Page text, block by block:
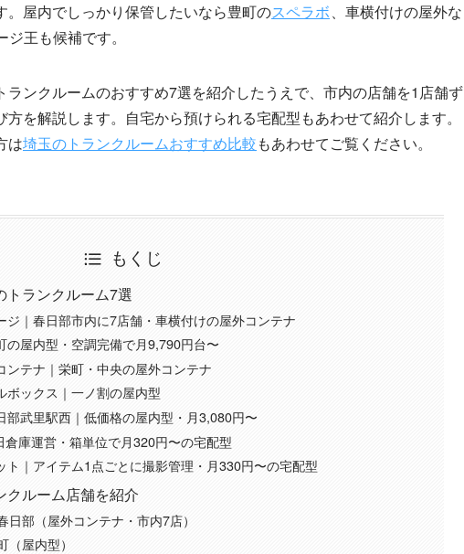
。屋内でしっかり保管したいなら豊町のスペラボ、車横付けの屋外な
ジ王も候補です。
ランクルームのおすすめ7選を紹介したうえで、市内の店舗を1店舗ず
を解説します。自宅から預けられる宅配型もあわせて紹介します。
は埼玉のトランクルームおすすめ比較もあわせてご覧ください。
もくじ
トランクルーム7選
ジ｜春日部市内に7店舗・車横付けの屋外コンテナ
の屋内型・空調完備で月9,790円台〜
ンテナ｜栄町・中央の屋外コンテナ
ボックス｜一ノ割の屋内型
部武里駅西｜低価格の屋内型・月3,080円〜
庫運営・箱単位で月320円〜の宅配型
ト｜アイテム1点ごとに撮影管理・月330円〜の宅配型
クルーム店舗を紹介
日部（屋外コンテナ・市内7店）
屋内型）